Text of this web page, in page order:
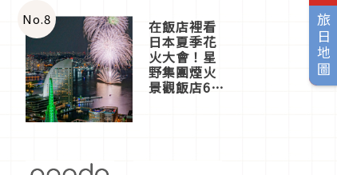
旅日地圖
店3分即達
No.8 在飯店裡看
日本夏季花
火大會！星
野集團煙火
景觀飯店6